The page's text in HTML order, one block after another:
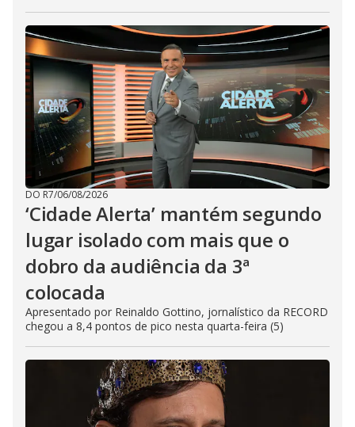
DO R7/06/08/2026
‘Cidade Alerta’ mantém segundo
lugar isolado com mais que o
dobro da audiência da 3ª
colocada
Apresentado por Reinaldo Gottino, jornalístico da RECORD
chegou a 8,4 pontos de pico nesta quarta-feira (5)